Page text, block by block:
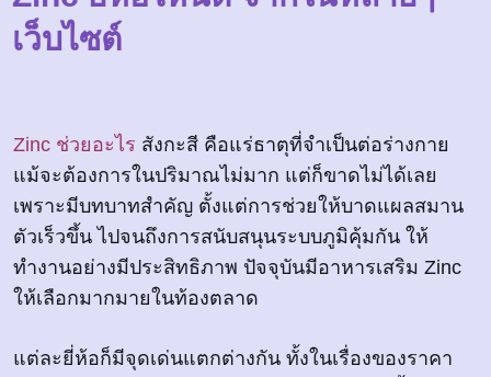
เว็บไซต์
Zinc ช่วยอะไร สังกะสี คือแร่ธาตุที่จำเป็นต่อร่างกาย
แม้จะต้องการในปริมาณไม่มาก แต่ก็ขาดไม่ได้เลย
เพราะมีบทบาทสำคัญ ตั้งแต่การช่วยให้บาดแผลสมาน
ตัวเร็วขึ้น ไปจนถึงการสนับสนุนระบบภูมิคุ้มกัน ให้
ทำงานอย่างมีประสิทธิภาพ ปัจจุบันมีอาหารเสริม Zinc
ให้เลือกมากมายในท้องตลาด
แต่ละยี่ห้อก็มีจุดเด่นแตกต่างกัน ทั้งในเรื่องของราคา